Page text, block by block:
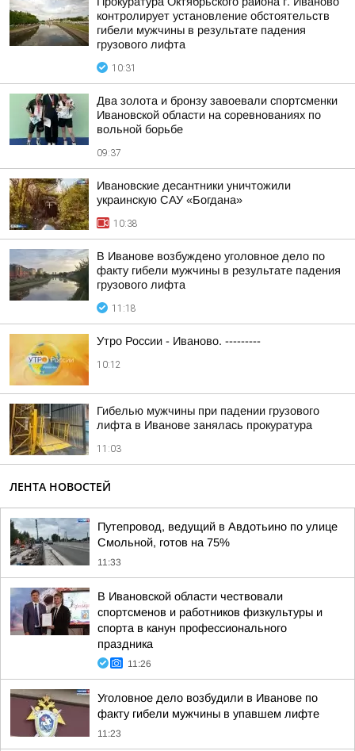
контролирует установление обстоятельств
гибели мужчины в результате падения
грузового лифта
10:31
Два золота и бронзу завоевали спортсменки
Ивановской области на соревнованиях по
вольной борьбе
09:37
Ивановские десантники уничтожили
украинскую САУ «Богдана»
10:38
В Иванове возбуждено уголовное дело по
факту гибели мужчины в результате падения
грузового лифта
11:18
Утро России - Иваново. ---------
10:12
Гибелью мужчины при падении грузового
лифта в Иванове занялась прокуратура
11:03
ЛЕНТА НОВОСТЕЙ
Путепровод, ведущий в Авдотьино по улице
Смольной, готов на 75%
11:33
В Ивановской области чествовали
спортсменов и работников физкультуры и
спорта в канун профессионального
праздника
11:26
Уголовное дело возбудили в Иванове по
факту гибели мужчины в упавшем лифте
11:23